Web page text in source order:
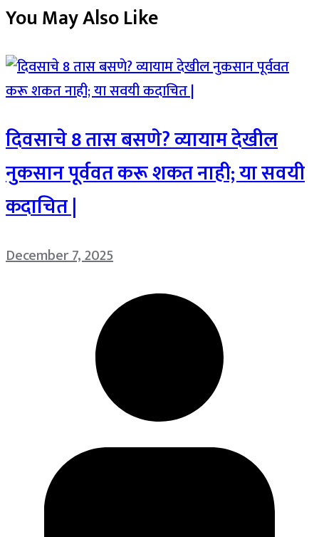
You May Also Like
दिवसाचे 8 तास बसणे? व्यायाम देखील
नुकसान पूर्ववत करू शकत नाही; या सवयी
कदाचित |
December 7, 2025